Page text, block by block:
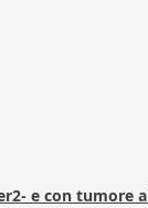
e con